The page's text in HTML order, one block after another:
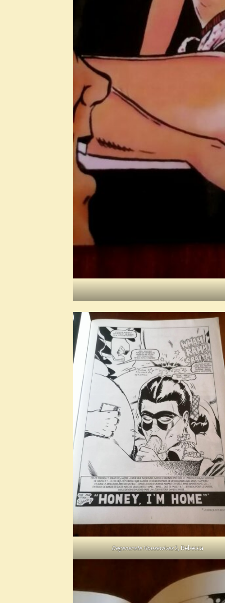
Degenerate Housewives2, Rebecca